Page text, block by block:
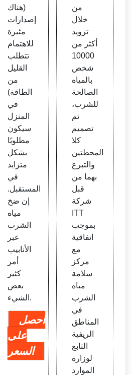
(هناك
إصدارات
مثيرة
للاهتمام
تتطلب
القليل
من
الطاقة)
في
المنزل
سيكون
مطلوبًا
بشكل
متزايد
في
المستقبل.
إن ضخ
مياه
الشرب
عبر
الأنابيب
أمر
كثير
بعض
الشيء.
احصل
على
السعر
من
خلال
تزويد
أكثر من
10000
شخص
بالمياه
الصالحة
للشرب،
تم
تصميم
كلا
المحطتين
والتبرع
بهما من
قبل
شركة
ITT
بموجب
اتفاقية
مع
مركز
سلامة
مياه
الشرب
في
المناطق
الريفية
التابع
لوزارة
الموارد